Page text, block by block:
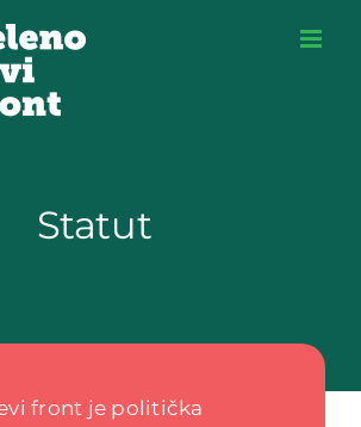
Statut
front je politička